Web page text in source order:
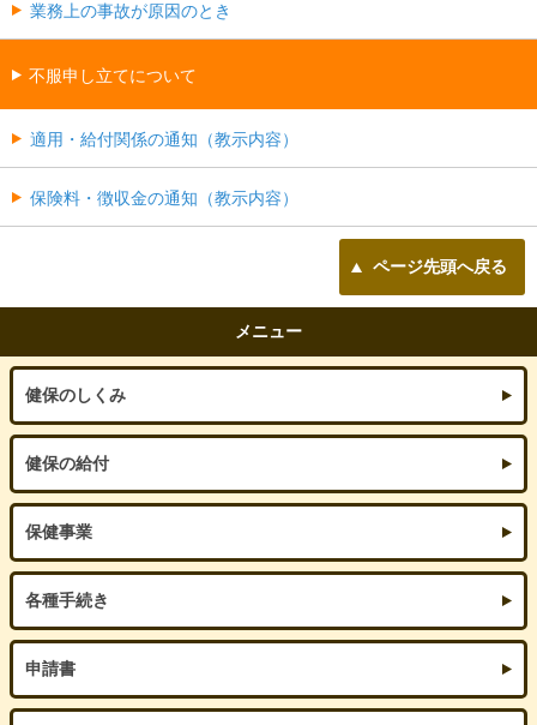
業務上の事故が原因のとき
不服申し立てについて
適用・給付関係の通知（教示内容）
保険料・徴収金の通知（教示内容）
ページ先頭へ戻る
メニュー
健保のしくみ
健保の給付
保健事業
各種手続き
申請書